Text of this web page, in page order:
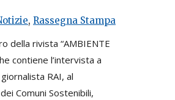
, Rassegna Stampa
della rivista “AMBIENTE
contiene l’intervista a
RAI, al
Comuni Sostenibili,